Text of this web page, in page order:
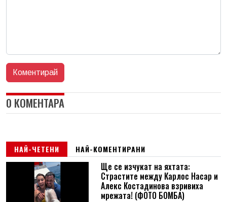
0 КОМЕНТАРА
НАЙ-ЧЕТЕНИ НАЙ-КОМЕНТИРАНИ
Ще се изчукат на яхтата:
Страстите между Карлос Насар и
Алекс Костадинова взривиха
мрежата! (ФОТО БОМБА)